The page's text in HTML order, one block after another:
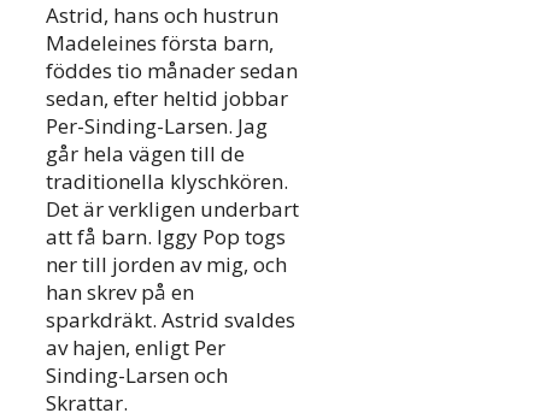
Astrid, hans och hustrun
Madeleines första barn,
föddes tio månader sedan
sedan, efter heltid jobbar
Per-Sinding-Larsen. Jag
går hela vägen till de
traditionella klyschkören.
Det är verkligen underbart
att få barn. Iggy Pop togs
ner till jorden av mig, och
han skrev på en
sparkdräkt. Astrid svaldes
av hajen, enligt Per
Sinding-Larsen och
Skrattar.